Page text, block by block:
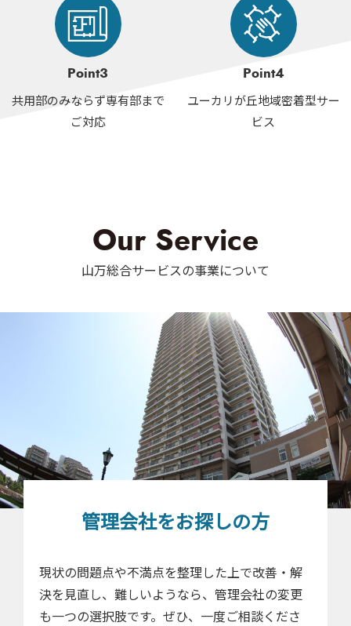
Point3
共用部のみならず専有部まで
ご対応
Point4
ユーカリが丘地域密着型サー
ビス
Our Service
山万総合サービスの事業について
管理会社をお探しの方
現状の問題点や不満点を整理した上で改善・解
決を見直し、難しいようなら、管理会社の変更
も一つの選択肢です。ぜひ、一度ご相談くださ